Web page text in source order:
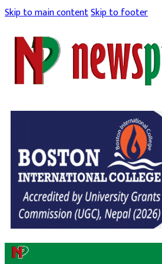
Skip to main contentSkip to footer